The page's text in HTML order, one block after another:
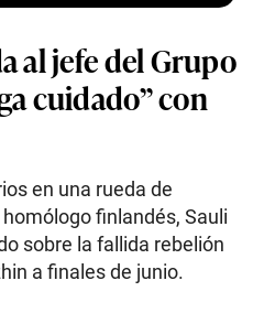
al jefe del Grupo
cuidado” con
en una rueda de
finlandés, Sauli
sobre la fallida rebelión
a finales de junio.